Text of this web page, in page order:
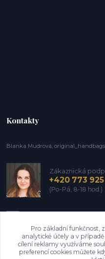
Kontakty
Blanka Mudrová, original_handbags
Zákaznická
+420 773
(Po-Pá, 8-18 hod.)
Pro základní funkčnost,
analytické účely a v
cílení reklamy využíváme
preferencí cookies můžete